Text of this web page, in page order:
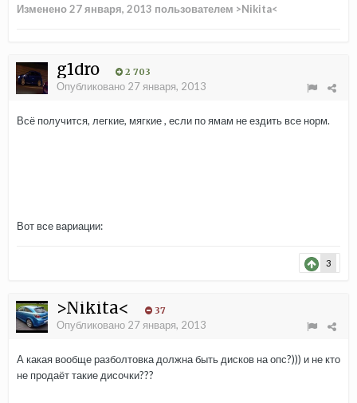
Изменено27 января, 2013 пользователем >Nikita<
g1dro 2 703
Опубликовано 27 января, 2013
Всё получится, легкие, мягкие , если по ямам не ездить все норм.
Вот все вариации:
3
>Nikita< 37
Опубликовано 27 января, 2013
А какая вообще разболтовка должна быть дисков на опс?))) и не кто
не продаёт такие дисочки???